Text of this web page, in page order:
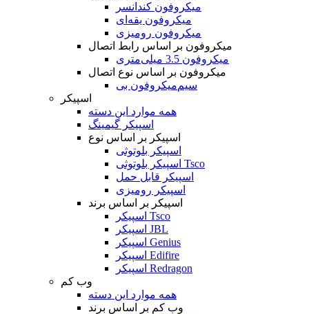
میکروفون کندانسر
میکروفون یقه‌ای
میکروفون رومیزی
میکروفون بر اساس رابط اتصال
میکروفون 3.5 میلی‌متری
میکروفون بر اساس نوع اتصال
میکروفون بی‌‎سیم
اسپیکر
همه موارد این دسته
اسپیکر گیمینگ
اسپیکر بر اساس نوع
اسپیکر بلوتوثی
اسپیکر بلوتوثی Tsco
اسپیکر قابل حمل
اسپیکر رومیزی
اسپیکر بر اساس برند
اسپیکر Tsco
اسپیکر JBL
اسپیکر Genius
اسپیکر Edifire
اسپیکر Redragon
وب کم
همه موارد این دسته
وب کم بر اساس برند